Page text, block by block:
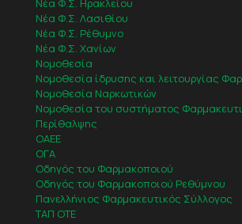
Νέα Φ.Σ. Ηρακλείου
Νέα Φ.Σ. Λασιθίου
Νέα Φ.Σ. Ρέθυμνο
Νέα Φ.Σ. Χανίων
Νομοθεσία
Νομοθεσία ίδρυσης και λειτουργίας
Νομοθεσία Ναρκωτικών
Νομοθεσία του συστήματος
Περίθαλψης
ΟΑΕΕ
ΟΓΑ
Οδηγός του Φαρμακοποιού
Οδηγός του Φαρμακοποιού Ρεθύμνου
Πανελλήνιος Φαρμακευτικός Σύλλογος
ΤΑΠ ΟΤΕ